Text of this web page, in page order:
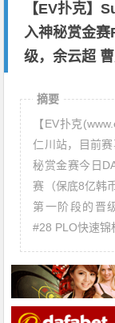
【EV扑克】
入神秘赏金
级，余云超
摘要
【EV扑克
仁川站，目前
秘赏金赛今日
赛（保底8亿韩
第一阶段的晋
#28 PLO快速锦